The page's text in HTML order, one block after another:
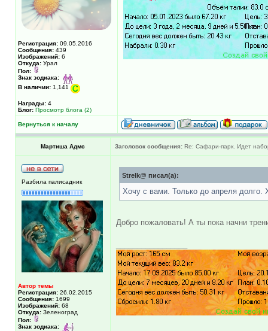
Регистрация: 09.05.2016
Сообщения: 439
Изображений: 6
Откуда: Урал
Пол:
Знак зодиака:
В наличии: 1,141
Награды: 4
Блог: Просмотр блога (2)
Вернуться к началу
Мартиша Адмс Заголовок сообщения: Re: Сафари-парк. Идет
Разбила палисадник
Автор темы
Регистрация: 26.02.2015
Сообщения: 1699
Изображений: 68
Откуда: Зеленоград
Пол:
Знак зодиака:
Strelk@ писал(а):
Хочу с вами. Только до апреля долго.
Добро пожаловать! А ты пока начни